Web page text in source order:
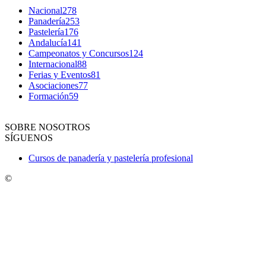
Nacional278
Panadería253
Pastelería176
Andalucía141
Campeonatos y Concursos124
Internacional88
Ferias y Eventos81
Asociaciones77
Formación59
SOBRE NOSOTROS
SÍGUENOS
Cursos de panadería y pastelería profesional
©